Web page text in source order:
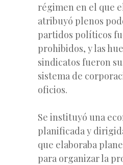
régimen en el que
atribuyó plenos
partidos políticos
prohibidos, y las
sindicatos fueron
sistema de
oficios.
Se instituyó una
planificada y
que elaboraba
para organizar la